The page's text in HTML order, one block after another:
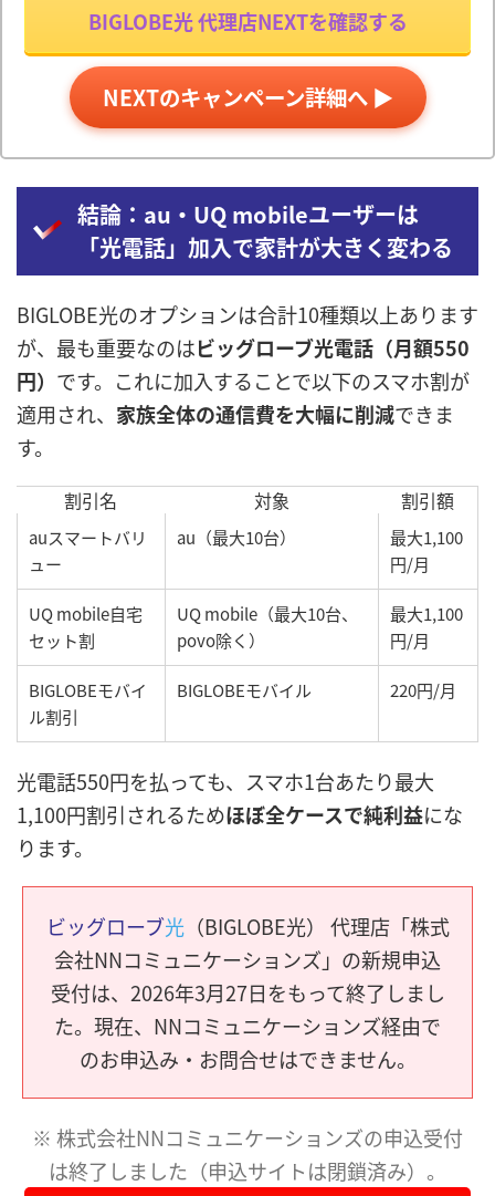
BIGLOBE光 代理店NEXTを確認する
NEXTのキャンペーン詳細へ ▶
結論：au・UQ mobileユーザーは
「光電話」加入で家計が大きく変わる
BIGLOBE光のオプションは合計10種類以上あります
が、最も重要なのはビッグローブ光電話（月額550
円） です。これに加入することで以下のスマホ割が
適用され、 家族全体の通信費を大幅に削減できま
す。
割引名 対象 割引額
auスマートバリ
ュー
au（最大10台）
最大1,100
円/月
UQ mobile自宅
セット割
UQ mobile（最大10台、
povo除く）
最大1,100
円/月
BIGLOBEモバイ
ル割引
BIGLOBEモバイル 220円/月
光電話550円を払っても、スマホ1台あたり最大
1,100円割引されるためほぼ全ケースで純利益にな
ります。
ビッグローブ光（BIGLOBE光） 代理店「株式
会社NNコミュニケーションズ」の新規申込
受付は、2026年3月27日をもって終了しまし
た。現在、NNコミュニケーションズ経由で
のお申込み・お問合せはできません。
※ 株式会社NNコミュニケーションズの申込受付
は終了しました（申込サイトは閉鎖済み）。